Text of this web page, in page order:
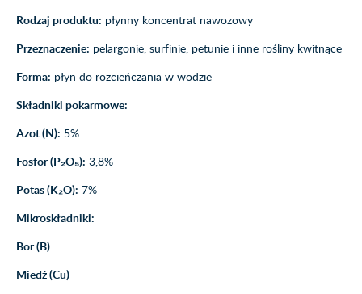
Rodzaj produktu: płynny koncentrat nawozowy
Przeznaczenie: pelargonie, surfinie, petunie i inne rośliny kwitnące
Forma: płyn do rozcieńczania w wodzie
Składniki pokarmowe:
Azot (N): 5%
Fosfor (P₂O₅): 3,8%
Potas (K₂O): 7%
Mikroskładniki:
Bor (B)
Miedź (Cu)